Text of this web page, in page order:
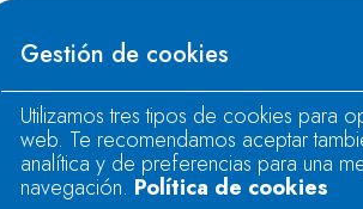
Los trabajos permitirán dar
vigente desde el año 2007; al
aprobados en enero de este año;
próximo ciclo de planificación
procedimiento de evaluación
especial de sequías.
Gestión de cookies
Utilizamos tres tipos de cookies para
web. Te recomendamos aceptar
analítica y de preferencias para una
navegación. Política de cookies